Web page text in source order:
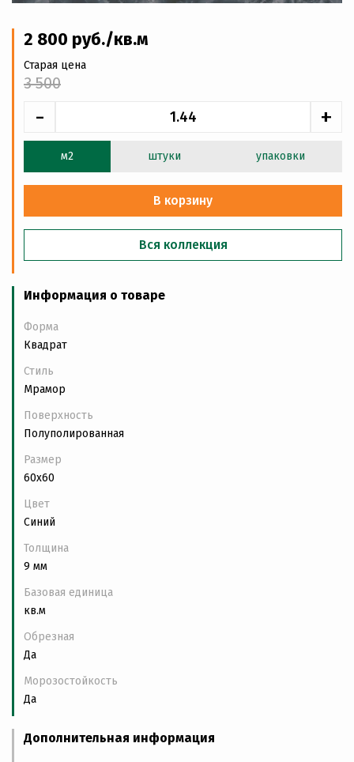
2 800 руб./кв.м
Старая цена
3 500
- +
м2 штуки упаковки
В корзину
Вся коллекция
Информация о товаре
Форма
Квадрат
Стиль
Мрамор
Поверхность
Полуполированная
Размер
60x60
Цвет
Синий
Толщина
9 мм
Базовая единица
кв.м
Обрезная
Да
Морозостойкость
Да
Дополнительная информация